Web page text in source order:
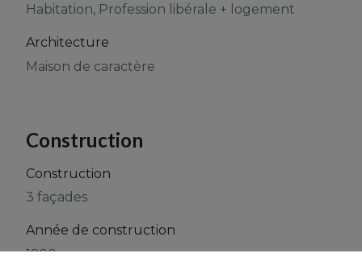
Habitation, Profession libérale + logement
Architecture
Maison de caractère
Construction
Construction
3 façades
Année de construction
1890